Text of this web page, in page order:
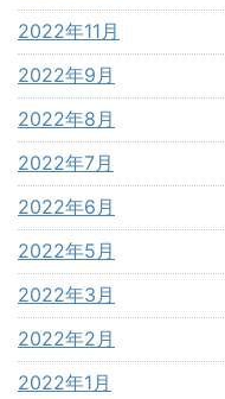
2022年11月
2022年9月
2022年8月
2022年7月
2022年6月
2022年5月
2022年3月
2022年2月
2022年1月